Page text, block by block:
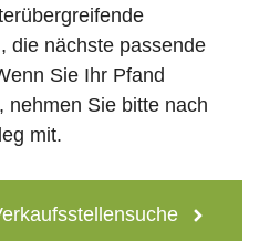
die nächste passende
Sie Ihr Pfand
nehmen Sie bitte nach
mit.